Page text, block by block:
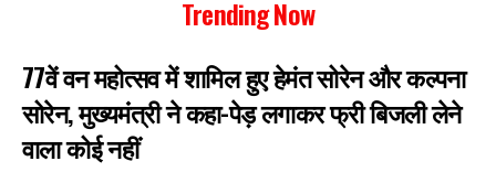
Trending Now
77वें वन महोत्सव में शामिल हुए हेमंत सोरेन और कल्पना
सोरेन, मुख्यमंत्री ने कहा-पेड़ लगाकर फ्री बिजली लेने
वाला कोई नहीं